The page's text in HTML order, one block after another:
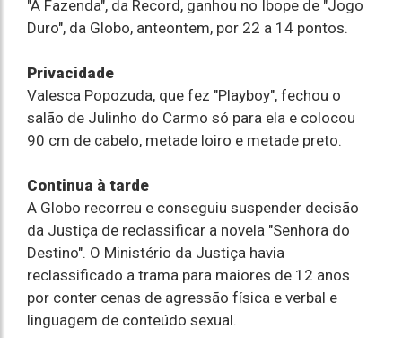
"A Fazenda", da Record, ganhou no Ibope de "Jogo
Duro", da Globo, anteontem, por 22 a 14 pontos.
Privacidade
Valesca Popozuda, que fez "Playboy", fechou o
salão de Julinho do Carmo só para ela e colocou
90 cm de cabelo, metade loiro e metade preto.
Continua à tarde
A Globo recorreu e conseguiu suspender decisão
da Justiça de reclassificar a novela "Senhora do
Destino". O Ministério da Justiça havia
reclassificado a trama para maiores de 12 anos
por conter cenas de agressão física e verbal e
linguagem de conteúdo sexual.